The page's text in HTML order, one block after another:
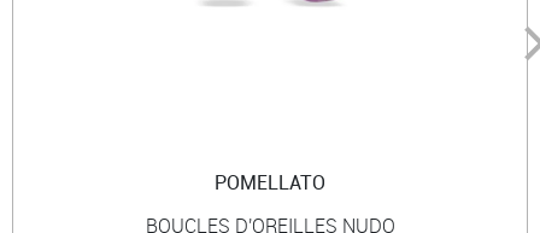
POMELLATO
BOUCLES D'OREILLES NUDO